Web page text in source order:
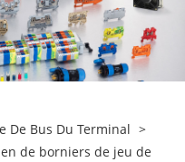
De Bus Du Terminal >
de borniers de jeu de